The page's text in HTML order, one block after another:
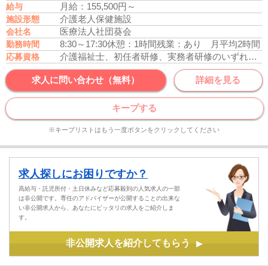
給与 月給：155,500円～
施設形態 介護老人保健施設
会社名 医療法人社団葵会
勤務時間 8:30～17:30休憩：1時間残業：あり 月平均2時間
応募資格 介護福祉士、初任者研修、実務者研修のいずれかの資格をお持ちの方
求人に問い合わせ（無料） 詳細を見る
キープする
※キープリストはもう一度ボタンをクリックしてください
求人探しにお困りですか？
高給与・託児所付・土日休みなど応募殺到の人気求人の一部
は非公開です。専任のアドバイザーが公開することの出来な
い非公開求人から、あなたにピッタリの求人をご紹介しま
す。
非公開求人を紹介してもらう ▶